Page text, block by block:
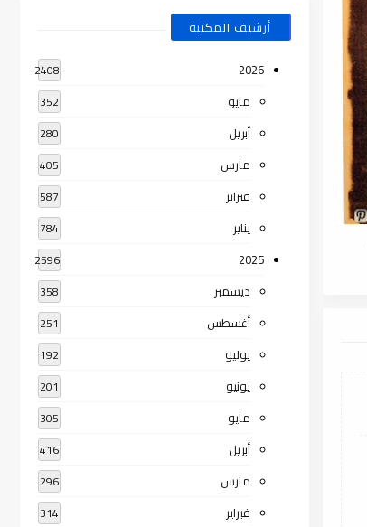
أرشيف المكتبة
2026
2408
مايو 352
أبريل 280
مارس 405
فبراير 587
يناير 784
2025
2596
ديسمبر 358
أغسطس 251
يوليو 192
يونيو 201
مايو 305
أبريل 416
مارس 296
فبراير 314